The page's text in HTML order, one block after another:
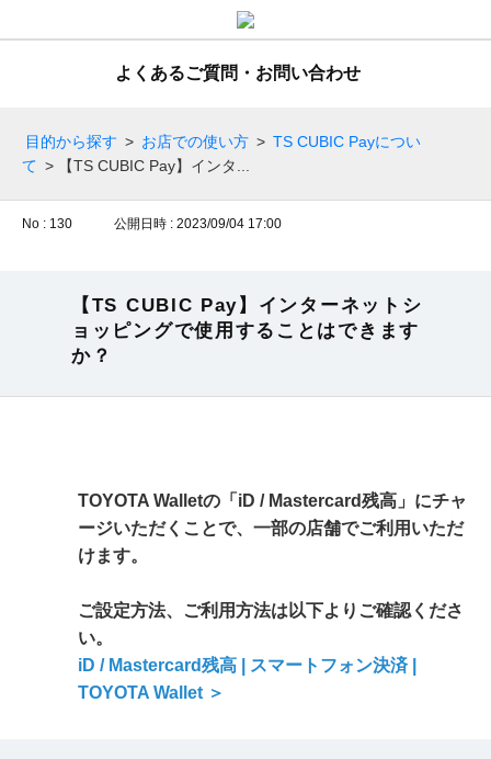
よくあるご質問・お問い合わせ
目的から探す > お店での使い方 > TS CUBIC Payについ
て > 【TS CUBIC Pay】インタ...
No : 130 公開日時 : 2023/09/04 17:00
【TS CUBIC Pay】インターネットシ
ョッピングで使用することはできます
か？
TOYOTA Walletの「iD / Mastercard残高」にチャ
ージいただくことで、一部の店舗でご利用いただ
けます。
ご設定方法、ご利用方法は以下よりご確認くださ
い。
iD / Mastercard残高 | スマートフォン決済 |
TOYOTA Wallet ＞